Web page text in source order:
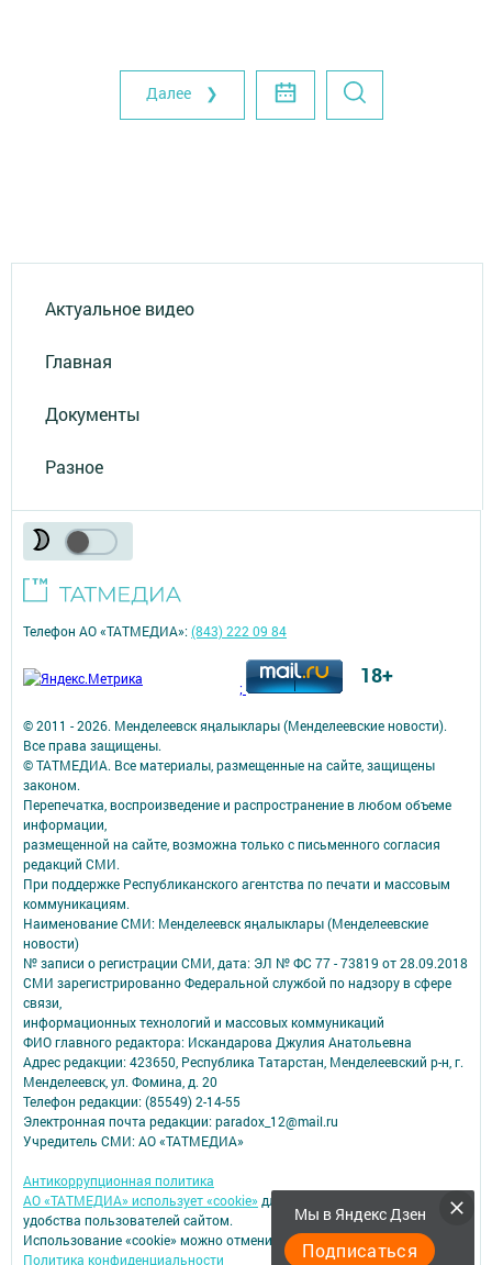
Далее ❯
Актуальное видео
Главная
Документы
Разное
Мы в Яндекс Дзен
Подписаться
© 2011 - 2026. Менделеевск яӊалыклары (Менделеевские новости).
Все права защищены.
© ТАТМЕДИА. Все материалы, размещенные на сайте, защищены
законом.
Перепечатка, воспроизведение и распространение в любом объеме
информации,
размещенной на сайте, возможна только с письменного согласия
редакций СМИ.
При поддержке Республиканского агентства по печати и массовым
коммуникациям.
Наименование СМИ: Менделеевск яӊалыклары (Менделеевские
новости)
№ записи о регистрации СМИ, дата: ЭЛ № ФС 77 - 73819 от 28.09.2018
СМИ зарегистрированно Федеральной службой по надзору в сфере
связи,
информационных технологий и массовых коммуникаций
ФИО главного редактора: Искандарова Джулия Анатольевна
Адрес редакции: 423650, Республика Татарстан, Менделеевский р-н, г.
Менделеевск, ул. Фомина, д. 20
Телефон редакции: (85549) 2-14-55
Электронная почта редакции: paradox_12@mail.ru
Учредитель СМИ: АО «ТАТМЕДИА»
Антикоррупционная политика
АО «ТАТМЕДИА» использует «cookie»для персонализации сервисов и
удобства пользователей сайтом.
Использование «cookie» можно отменить в настройках браузера.
Политика конфиденциальности
Телефон АО «ТАТМЕДИА»:(843) 222 09 84
; 18+